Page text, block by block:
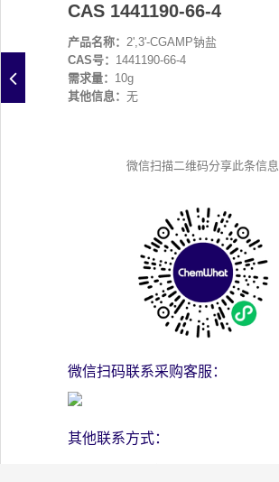
采购流程
不可靠实体清单（UEL）
CAS 1441190-66-4
产品名称： 2',3'-CGAMP钠盐
CAS号： 1441190-66-4
需求量： 10g
其他信息： 无
微信扫描二维码分享此条信息
微信扫码联系采购客服：
其他联系方式：